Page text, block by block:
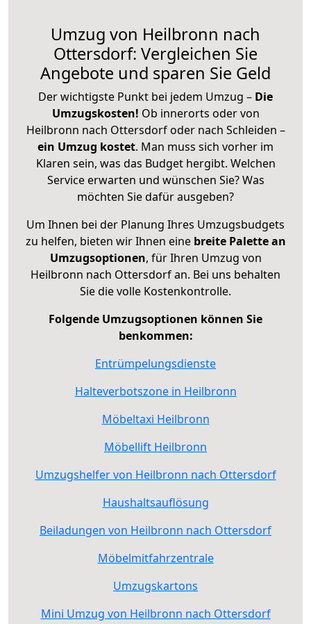
Umzug von Heilbronn nach
Ottersdorf: Vergleichen Sie
Angebote und sparen Sie Geld
Der wichtigste Punkt bei jedem Umzug – Die
Umzugskosten! Ob innerorts oder von
Heilbronn nach Ottersdorf oder nach Schleiden –
ein Umzug kostet. Man muss sich vorher im
Klaren sein, was das Budget hergibt. Welchen
Service erwarten und wünschen Sie? Was
möchten Sie dafür ausgeben?
Um Ihnen bei der Planung Ihres Umzugsbudgets
zu helfen, bieten wir Ihnen eine breite Palette an
Umzugsoptionen, für Ihren Umzug von
Heilbronn nach Ottersdorf an. Bei uns behalten
Sie die volle Kostenkontrolle.
Folgende Umzugsoptionen können Sie
benkommen:
Entrümpelungsdienste
Halteverbotszone in Heilbronn
Möbeltaxi Heilbronn
Möbellift Heilbronn
Umzugshelfer von Heilbronn nach Ottersdorf
Haushaltsauflösung
Beiladungen von Heilbronn nach Ottersdorf
Möbelmitfahrzentrale
Umzugskartons
Mini Umzug von Heilbronn nach Ottersdorf